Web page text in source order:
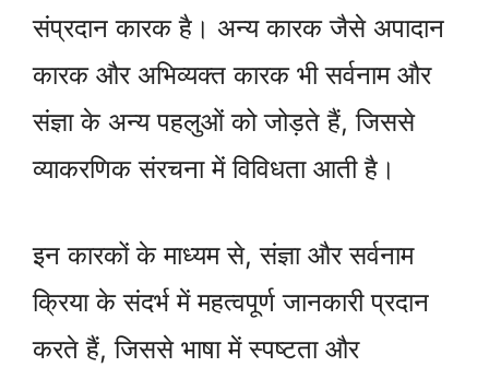
संप्रदान कारक है। अन्य कारक जैसे अपादान
कारक और अभिव्यक्त कारक भी सर्वनाम और
संज्ञा के अन्य पहलुओं को जोड़ते हैं, जिससे
व्याकरणिक संरचना में विविधता आती है।
इन कारकों के माध्यम से, संज्ञा और सर्वनाम
क्रिया के संदर्भ में महत्वपूर्ण जानकारी प्रदान
करते हैं, जिससे भाषा में स्पष्टता और